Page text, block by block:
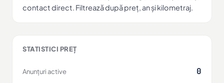
contact direct. Filtrează după preț, an și kilometraj.
STATISTICI PREȚ
Anunțuri active 0